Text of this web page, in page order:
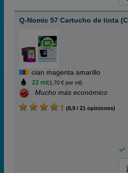
Q-Nomic 57 Cartucho de tinta
cian magenta amarillo
22 ml (1,70 € por ml)
Mucho más económico
(8,9 / 21 opiniones)